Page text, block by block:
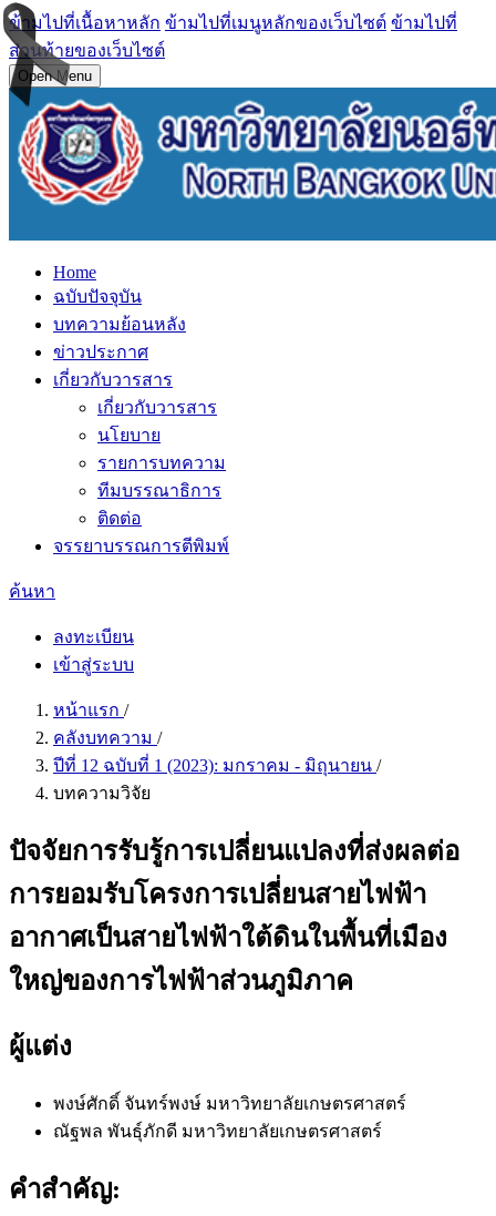
ข้ามไปที่เนื้อหาหลัก ข้ามไปที่เมนูหลักของเว็บไซต์ ข้ามไปที่
ส่วนท้ายของเว็บไซต์
Open Menu
Home
ฉบับปัจจุบัน
บทความย้อนหลัง
ข่าวประกาศ
เกี่ยวกับวารสาร
เกี่ยวกับวารสาร
นโยบาย
รายการบทความ
ทีมบรรณาธิการ
ติดต่อ
จรรยาบรรณการตีพิมพ์
ค้นหา
ลงทะเบียน
เข้าสู่ระบบ
หน้าแรก /
คลังบทความ /
ปีที่ 12 ฉบับที่ 1 (2023): มกราคม - มิถุนายน /
บทความวิจัย
ปัจจัยการรับรู้การเปลี่ยนแปลงที่ส่งผลต่อ
การยอมรับโครงการเปลี่ยนสายไฟฟ้า
อากาศเป็นสายไฟฟ้าใต้ดินในพื้นที่เมือง
ใหญ่ของการไฟฟ้าส่วนภูมิภาค
ผู้แต่ง
พงษ์ศักดิ์ จันทร์พงษ์ มหาวิทยาลัยเกษตรศาสตร์
ณัฐพล พันธุ์ภักดี มหาวิทยาลัยเกษตรศาสตร์
คำสำคัญ: